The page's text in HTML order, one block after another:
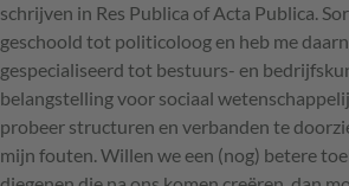
schrijven in Res Publica of Acta Publica.
geschoold tot politicoloog en heb me
gespecialiseerd tot bestuurs- en
belangstelling voor sociaal
probeer structuren en verbanden te
mijn fouten. Willen we een (nog) betere